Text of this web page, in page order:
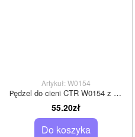
Artykuł: W0154
Рędzel do cieni CTR W0154 z naturalnym włosiem z lisa polarnego
55.20zł
Do koszyka